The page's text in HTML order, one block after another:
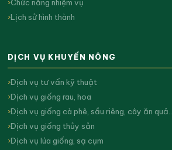
Chức năng nhiệm vụ
Lịch sử hình thành
DỊCH VỤ KHUYẾN NÔNG
Dịch vụ tư vấn kỹ thuật
Dịch vụ giống rau, hoa
Dịch vụ giống cà phê, sầu riêng, cây ăn
Dịch vụ giống thủy sản
Dịch vụ lúa giống, sạ cụm